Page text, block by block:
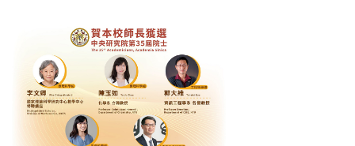
直接檢測技術